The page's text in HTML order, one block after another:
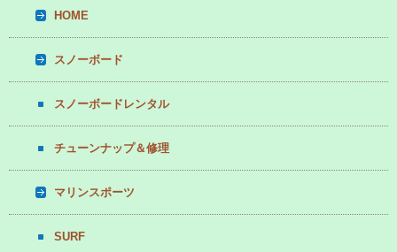
HOME
スノーボード
スノーボードレンタル
チューンナップ＆修理
マリンスポーツ
SURF